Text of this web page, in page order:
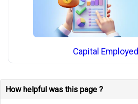
Capital Employed
How helpful was this page ?